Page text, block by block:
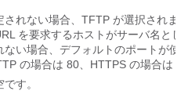
されない場合、TFTP が選択されま
を要求するホストがサーバ名とし
ない場合、デフォルトのポートが使
の場合は 80、HTTPS の場合は
す。